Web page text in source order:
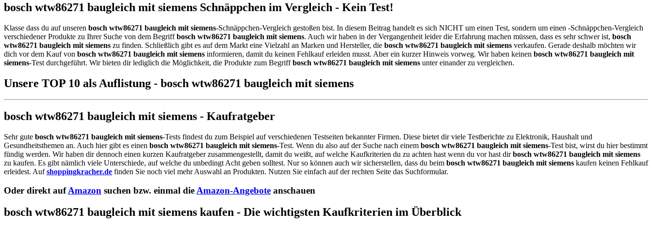
bosch wtw86271 baugleich mit siemens Schnäppchen im Vergleich - Kein Test!
Klasse dass du auf unseren bosch wtw86271 baugleich mit siemens-Schnäppchen-Vergleich gestoßen bist. In diesem Beitrag handelt es sich NICHT um einen Test, sondern um einen -Schnäppchen-Vergleich
verschiedener Produkte zu Ihrer Suche von dem Begriffbosch wtw86271 baugleich mit siemens. Auch wir haben in der Vergangenheit leider die Erfahrung machen müssen, dass es sehr schwer ist, bosch
wtw86271 baugleich mit siemens zu finden. Schließlich gibt es auf dem Markt eine Vielzahl an Marken und Hersteller, die bosch wtw86271 baugleich mit siemens verkaufen. Gerade deshalb möchten wir
dich vor dem Kauf von bosch wtw86271 baugleich mit siemens informieren, damit du keinen Fehlkauf erleiden musst. Aber ein kurzer Hinweis vorweg. Wir haben keinen bosch wtw86271 baugleich mit
siemens-Test durchgeführt. Wir bieten dir lediglich die Möglichkeit, die Produkte zum Begriffbosch wtw86271 baugleich mit siemens unter einander zu vergleichen.
Unsere TOP 10 als Auflistung - bosch wtw86271 baugleich mit siemens
bosch wtw86271 baugleich mit siemens - Kaufratgeber
Sehr gute bosch wtw86271 baugleich mit siemens-Tests findest du zum Beispiel auf verschiedenen Testseiten bekannter Firmen. Diese bietet dir viele Testberichte zu Elektronik, Haushalt und
Gesundheitsthemen an. Auch hier gibt es einen bosch wtw86271 baugleich mit siemens-Test. Wenn du also auf der Suche nach einem bosch wtw86271 baugleich mit siemens-Test bist, wirst du hier bestimmt
fündig werden. Wir haben dir dennoch einen kurzen Kaufratgeber zusammengestellt, damit du weißt, auf welche Kaufkriterien du zu achten hast wenn du vor hast dirbosch wtw86271 baugleich mit siemens
zu kaufen. Es gibt nämlich viele Unterschiede, auf welche du unbedingt Acht geben solltest. Nur so können auch wir sicherstellen, dass du beim bosch wtw86271 baugleich mit siemens kaufen keinen Fehlkauf
erleidest. Aufshoppingkracher.de finden Sie noch viel mehr Auswahl an Produkten. Nutzen Sie einfach auf der rechten Seite das Suchformular.
Oder direkt aufAmazon suchen bzw. einmal die Amazon-Angebote anschauen
bosch wtw86271 baugleich mit siemens kaufen - Die wichtigsten Kaufkriterien im Überblick